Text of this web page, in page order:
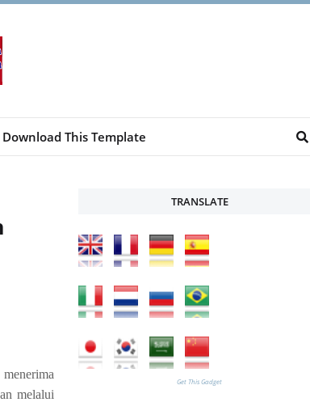
Download This Template
melalui
TRANSLATE
Get This Gadget